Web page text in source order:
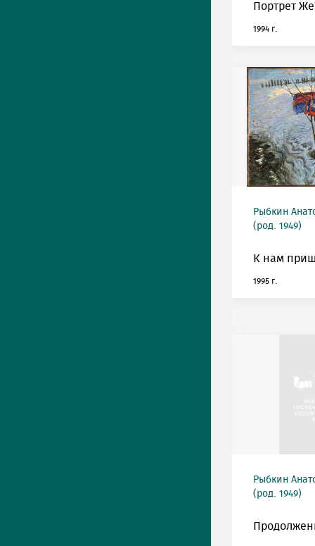
Портрет
1994 г.
Рыбкин
(род. 1949)
К нам
1995 г.
Рыбкин
(род. 1949)